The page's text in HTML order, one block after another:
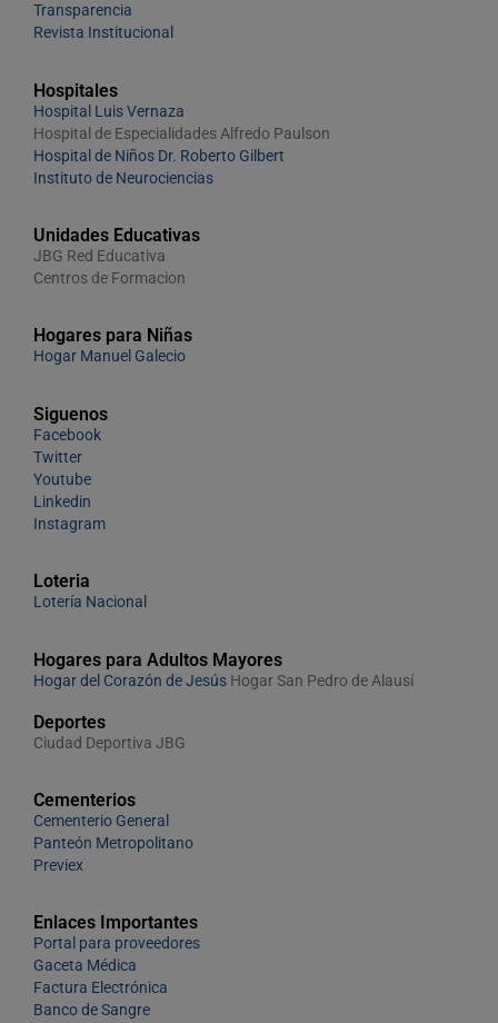
Transparencia
Revista Institucional
Hospitales
Hospital Luis Vernaza
Hospital de Especialidades Alfredo Paulson
Hospital de Niños Dr. Roberto Gilbert
Instituto de Neurociencias
Unidades Educativas
JBG Red Educativa
Centros de Formacion
Hogares para Niñas
Hogar Manuel Galecio
Siguenos
Facebook
Twitter
Youtube
Linkedin
Instagram
Loteria
Lotería Nacional
Hogares para Adultos Mayores
Hogar del Corazón de Jesús Hogar San Pedro de Alausí
Deportes
Ciudad Deportiva JBG
Cementerios
Cementerio General
Panteón Metropolitano
Previex
Enlaces Importantes
Portal para proveedores
Gaceta Médica
Factura Electrónica
Banco de Sangre